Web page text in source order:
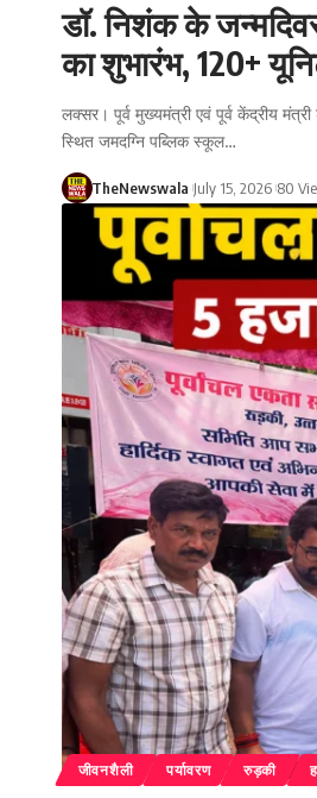
डॉ. निशंक के
का शुभारंभ, 120+
लक्सर। पूर्व मुख्यमंत्री एवं पूर्व केंद्रीय मंत्री
स्थित जमदग्नि पब्लिक स्कूल…
TheNewswala July 15, 2026 80
जीवनशैली पर्यावरण रुड़की